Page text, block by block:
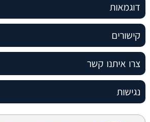
דוגמאות
קישורים
צרו איתנו קשר
נגישות